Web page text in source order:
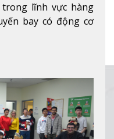
lĩnh vực hàng
bay có động cơ